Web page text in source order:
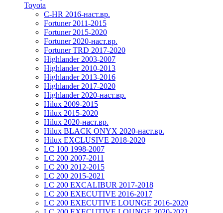
Toyota
C-HR 2016-наст.вр.
Fortuner 2011-2015
Fortuner 2015-2020
Fortuner 2020-наст.вр.
Fortuner TRD 2017-2020
Highlander 2003-2007
Highlander 2010-2013
Highlander 2013-2016
Highlander 2017-2020
Highlander 2020-наст.вр.
Hilux 2009-2015
Hilux 2015-2020
Hilux 2020-наст.вр.
Hilux BLACK ONYX 2020-наст.вр.
Hilux EXCLUSIVE 2018-2020
LC 100 1998-2007
LC 200 2007-2011
LC 200 2012-2015
LC 200 2015-2021
LC 200 EXCALIBUR 2017-2018
LC 200 EXECUTIVE 2016-2017
LC 200 EXECUTIVE LOUNGE 2016-2020